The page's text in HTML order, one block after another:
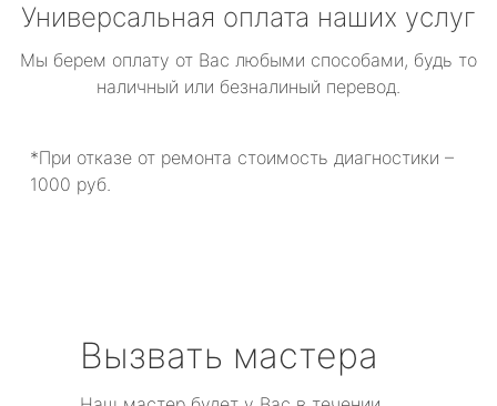
Универсальная оплата наших услуг
Мы берем оплату от Вас любыми способами, будь то
наличный или безналиный перевод.
*При отказе от ремонта стоимость диагностики –
1000 руб.
Вызвать мастера